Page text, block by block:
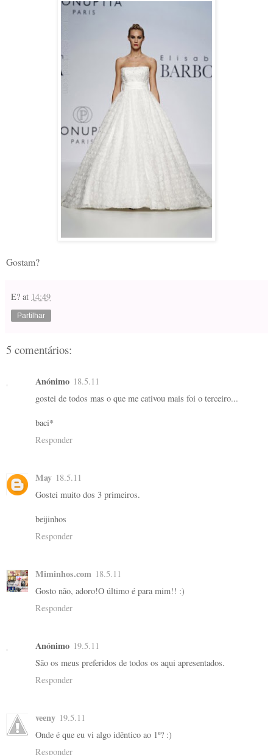
Gostam?
E? at 14:49
Partilhar
5 comentários:
Anónimo 18.5.11
gostei de todos mas o que me cativou mais foi o terceiro...
baci*
Responder
May 18.5.11
Gostei muito dos 3 primeiros.
beijinhos
Responder
Miminhos.com 18.5.11
Gosto não, adoro!O último é para mim!! :)
Responder
Anónimo 19.5.11
São os meus preferidos de todos os aqui apresentados.
Responder
veeny 19.5.11
Onde é que eu vi algo idêntico ao 1º? :)
Responder